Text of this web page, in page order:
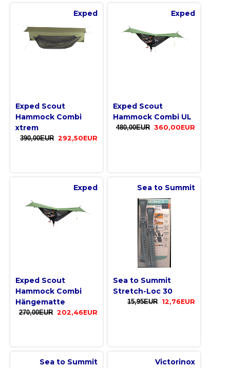
Exped
Exped Scout
Hammock Combi
xtrem
390,00EUR 292,50EUR
Exped
Exped Scout
Hammock Combi UL
480,00EUR 360,00EUR
Exped
Exped Scout
Hammock Combi
Hängematte
270,00EUR 202,46EUR
Sea to Summit
Sea to Summit
Stretch-Loc 30
15,95EUR 12,76EUR
Sea to Summit Victorinox